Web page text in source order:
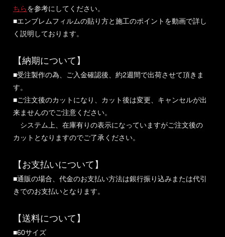
ちらを参考にしてください。
■エンブレムフィルムの貼り方と施工のポイントを動画で詳し
く説明しております。
【納期について】
■受注製作の為、ご入金確認後、約2週間で出荷させて頂きま
す。
■ご注文後のカットになり、カット後は変更、キャンセルが出
来ませんのでご注意ください。
システム上、在庫有りの表示になっていますがご注文後の
カットとなりますのでご了承ください。
【お支払いについて】
■通販の場合、代金のお支払い方法は銀行振り込みまたは代引
きでのお支払いとなります。
【送料について】
■60サイズ